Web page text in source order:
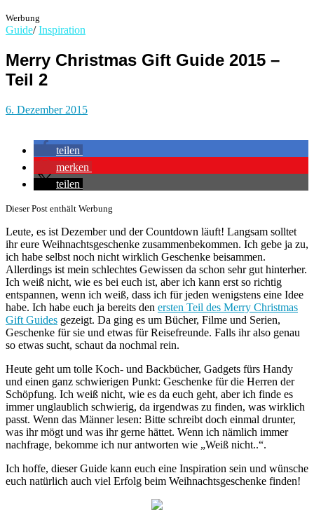
Werbung
Guide/ Inspiration
Merry Christmas Gift Guide 2015 –
Teil 2
6. Dezember 2015
teilen
merken
teilen
Dieser Post enthält Werbung
Leute, es ist Dezember und der Countdown läuft! Langsam solltet
ihr eure Weihnachtsgeschenke zusammenbekommen. Ich gebe ja zu,
ich habe selbst noch nicht wirklich Geschenke beisammen.
Allerdings ist mein schlechtes Gewissen da schon sehr gut hinterher.
Ich weiß nicht, wie es bei euch ist, aber ich kann erst so richtig
entspannen, wenn ich weiß, dass ich für jeden wenigstens eine Idee
habe. Ich habe euch ja bereits den ersten Teil des Merry Christmas
Gift Guides gezeigt. Da ging es um Bücher, Filme und Serien,
Geschenke für sie und etwas für Reisefreunde. Falls ihr also genau
so etwas sucht, schaut da nochmal rein.
Heute geht um tolle Koch- und Backbücher, Gadgets fürs Handy
und einen ganz schwierigen Punkt: Geschenke für die Herren der
Schöpfung. Ich weiß nicht, wie es da euch geht, aber ich finde es
immer unglaublich schwierig, da irgendwas zu finden, was wirklich
passt. Wenn das Männer lesen: Bitte schreibt doch einmal drunter,
was ihr mögt und was ihr gerne hättet. Wenn ich nämlich immer
nachfrage, bekomme ich nur antworten wie „Weiß nicht..“.
Ich hoffe, dieser Guide kann euch eine Inspiration sein und wünsche
euch natürlich auch viel Erfolg beim Weihnachtsgeschenke finden!